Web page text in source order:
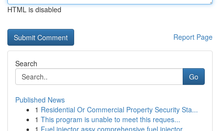
HTML is disabled
Report Page
Search
Go
Published News
1 Residential Or Commercial Property Security Sta...
1 This program is unable to meet this reques...
1 Fuel injector assy comprehensive fuel injector ...